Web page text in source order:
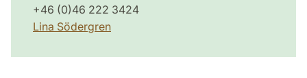
+46 (0)46 222 3424
Lina Södergren